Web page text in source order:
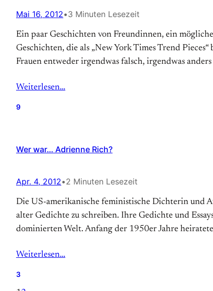
Mai 16, 2012•3 Minuten Lesezeit
Ein paar Geschichten von Freundinnen, ein
Geschichten, die als „New York Times Trend
Frauen entweder irgendwas falsch, irgendwas
Weiterlesen…
9
Wer war… Adrienne Rich?
Apr. 4, 2012•2 Minuten Lesezeit
Die US-amerikanische feministische Dichterin und
alter Gedichte zu schreiben. Ihre Gedichte und
dominierten Welt. Anfang der 1950er Jahre
Weiterlesen…
3